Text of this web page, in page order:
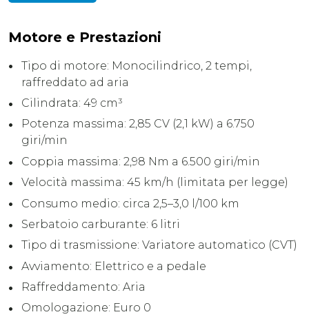
Motore e Prestazioni
Tipo di motore: Monocilindrico, 2 tempi,
raffreddato ad aria
Cilindrata: 49 cm³
Potenza massima: 2,85 CV (2,1 kW) a 6.750
giri/min
Coppia massima: 2,98 Nm a 6.500 giri/min
Velocità massima: 45 km/h (limitata per legge)
Consumo medio: circa 2,5–3,0 l/100 km
Serbatoio carburante: 6 litri
Tipo di trasmissione: Variatore automatico (CVT)
Avviamento: Elettrico e a pedale
Raffreddamento: Aria
Omologazione: Euro 0